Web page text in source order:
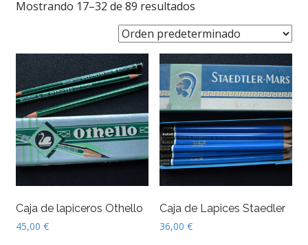
Mostrando 17–32 de 89 resultados
Caja de lapiceros Othello
45,00 €
Caja de Lapices Staedler
36,00€